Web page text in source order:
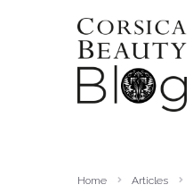
Home Articles